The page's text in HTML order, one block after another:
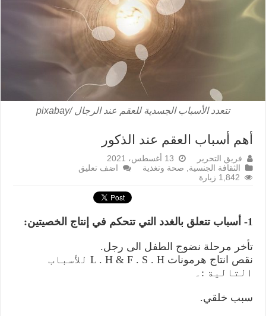
تتعدد الأسباب الجسدية للعقم عند الرجال /pixabay
أهم أسباب العقم عند الذكور
فريق التحرير
13 أغسطس، 2021
الثقافة الجنسية, صحة وتغذية
اضف تعليق
1,842 زيارة
1- أسباب تتعلق بالغدد التي تتحكم في إنتاج الخصيتين:
تأخر مرحلة نضوج الطفل الى رجل.
نقص انتاج هرمونات L . H & F . S . H للأسباب
التالية :۔
سبب خلقي.